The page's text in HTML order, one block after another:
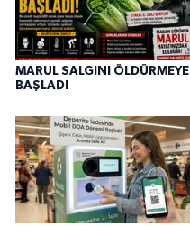
MARUL SALGINI ÖLDÜRMEYE
BAŞLADI